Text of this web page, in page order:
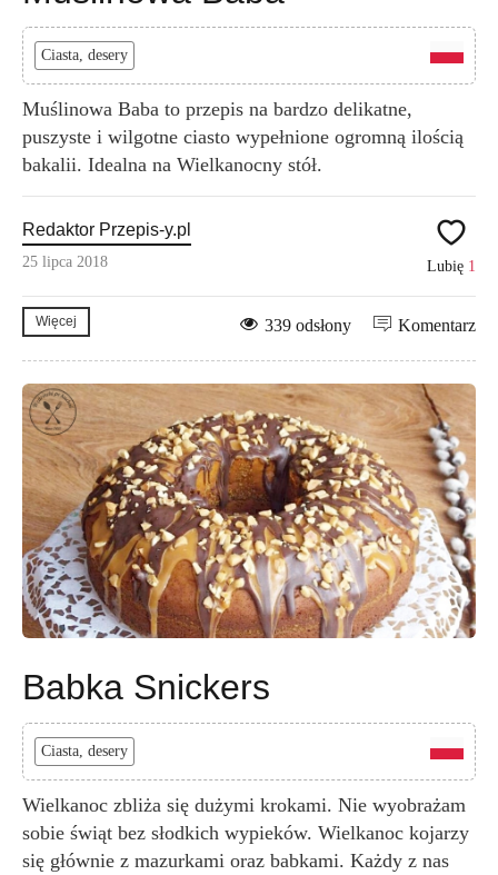
Ciasta, desery
Muślinowa Baba to przepis na bardzo delikatne,
puszyste i wilgotne ciasto wypełnione ogromną ilością
bakalii. Idealna na Wielkanocny stół.
Redaktor Przepis-y.pl
25 lipca 2018 Lubię 1
Więcej Komentarz
339 odsłony
Babka Snickers
Ciasta, desery
Wielkanoc zbliża się dużymi krokami. Nie wyobrażam
sobie świąt bez słodkich wypieków. Wielkanoc kojarzy
się głównie z mazurkami oraz babkami. Każdy z nas